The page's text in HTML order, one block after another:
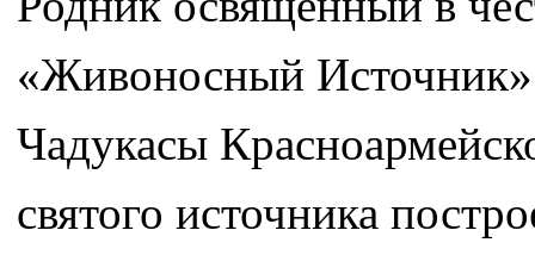
«Живоносный Источник»
Чадукасы
святого источника